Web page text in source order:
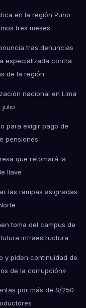
en la región Puno
tres meses.
tras denuncias
especializada contra
de la región
nacional en Lima
julio
para exigir pago de
pensiones
que retomará la
Ilave
las rampas asignadas
toma del campus de
infraestructura
y piden continuidad de
de la corrupción»
por más de S/250